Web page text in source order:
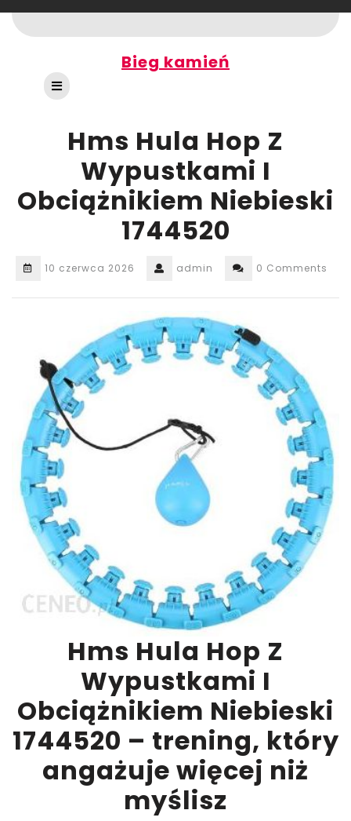
to
content
Bieg kamień
Open
Button
Hms Hula Hop Z
Wypustkami I
Obciążnikiem Niebieski
1744520
10 czerwca 2026 admin 0 Comments
Hms Hula Hop Z
Wypustkami I
Obciążnikiem Niebieski
1744520 – trening, który
angażuje więcej niż
myślisz